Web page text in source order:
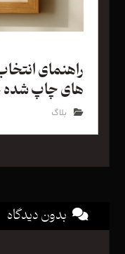
راهنمای
های چاپ
بلاگ
بدون دیدگاه